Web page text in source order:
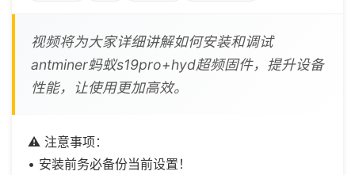
视频将为大家详细讲解如何安装和调试
antminer蚂蚁s19pro+hyd超频固件，提升设备
性能，让使用更加高效。
⚠️ 注意事项：
• 安装前务必备份当前设置！